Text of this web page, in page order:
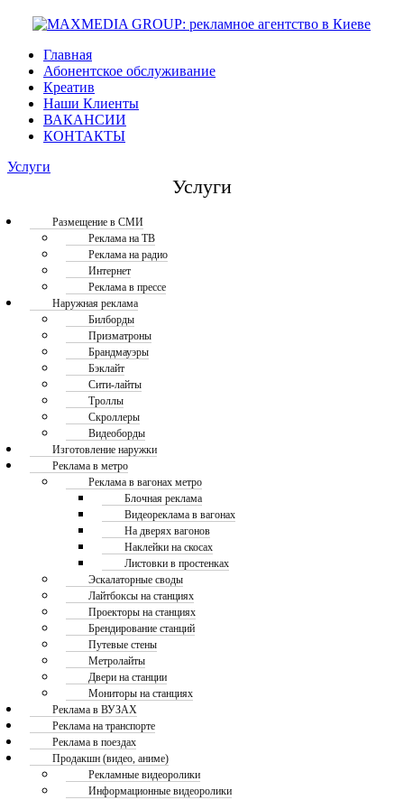
Главная
Абонентское обслуживание
Креатив
Наши Клиенты
ВАКАНСИИ
КОНТАКТЫ
Услуги
Услуги
Размещение в СМИ
Реклама на ТВ
Реклама на радио
Интернет
Реклама в прессе
Наружная реклама
Билборды
Призматроны
Брандмауэры
Бэклайт
Сити-лайты
Троллы
Скроллеры
Видеоборды
Изготовление наружки
Реклама в метро
Реклама в вагонах метро
Блочная реклама
Видеореклама в вагонах
На дверях вагонов
Наклейки на скосах
Листовки в простенках
Эскалаторные своды
Лайтбоксы на станциях
Проекторы на станциях
Брендирование станций
Путевые стены
Метролайты
Двери на станции
Мониторы на станциях
Реклама в ВУЗАХ
Реклама на транспорте
Реклама в поездах
Продакшн (видео, аниме)
Рекламные видеоролики
Информационные видеоролики